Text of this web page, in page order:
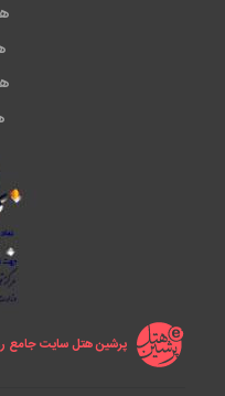
پرشین هتل سایت جامع